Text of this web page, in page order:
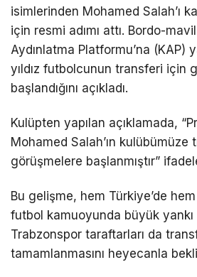
isimlerinden Mohamed Salah’ı
için resmi adımı attı. Bordo-
Aydınlatma Platformu’na (KAP)
yıldız futbolcunun transferi için
başlandığını açıkladı.
Kulüpten yapılan açıklamada,
Mohamed Salah’ın
görüşmelere başlanmıştır”
Bu gelişme, hem Türkiye’de
futbol kamuoyunda büyük yankı
Trabzonspor taraftarları da
tamamlanmasını heyecanla